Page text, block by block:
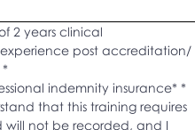
2 years clinical
post accreditation/
*
indemnity insurance* *
that this training requires
not be recorded, and I